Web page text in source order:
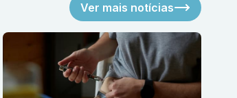
Ver mais notícias